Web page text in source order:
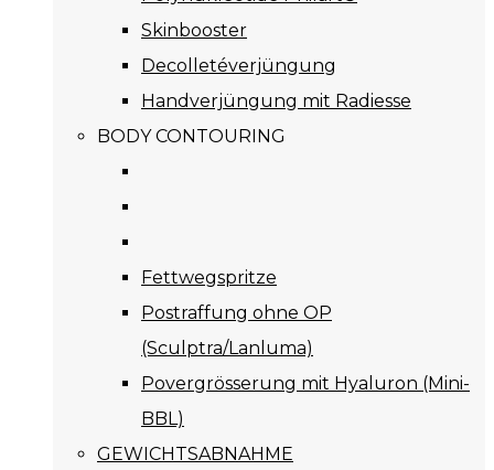
Skinbooster
Decolletéverjüngung
Handverjüngung mit Radiesse
BODY CONTOURING
Fettwegspritze
Postraffung ohne OP
(Sculptra/Lanluma)
Povergrösserung mit Hyaluron (Mini-
BBL)
GEWICHTSABNAHME